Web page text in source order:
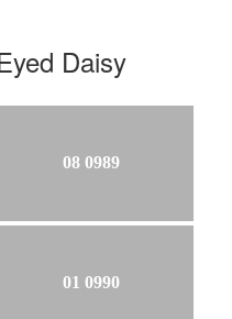
Daisy
08 0989
01 0990